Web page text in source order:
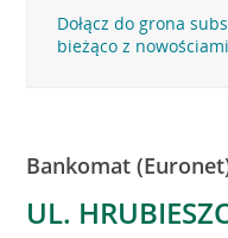
Dołącz do grona
bieżąco z
Bankomat
UL.